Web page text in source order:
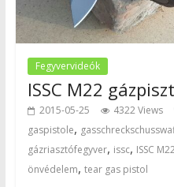
Fegyvervideók
ISSC M22
2015-05-25 4322 Views
gaspistole,
gázriasztófegyver, issc, ISSC
önvédelem, tear gas pistol